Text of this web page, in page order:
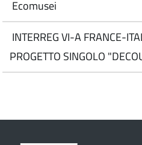
Ecomusei
INTERREG VI-A FRANCE-
PROGETTO SINGOLO